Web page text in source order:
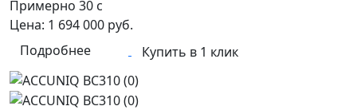
Примерно 30 с
Цена: 1 694 000 руб.
Подробнее
Купить в 1 клик